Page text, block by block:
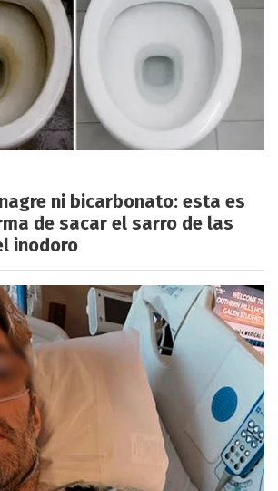
ni bicarbonato: esta es
de sacar el sarro de las
inodoro